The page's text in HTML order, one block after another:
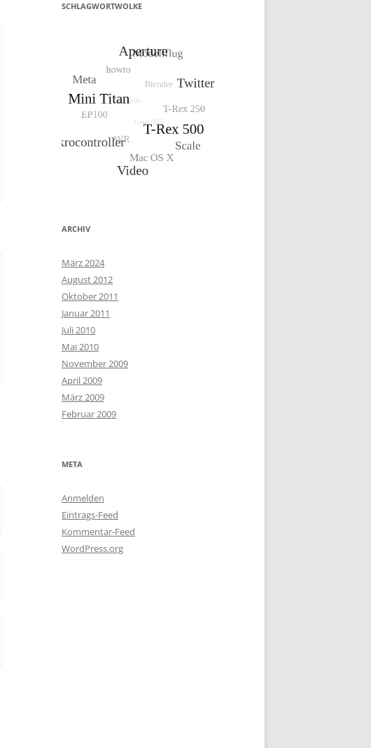
SCHLAGWORTWOLKE
ARCHIV
März 2024
August 2012
Oktober 2011
Januar 2011
Juli 2010
Mai 2010
November 2009
April 2009
März 2009
Februar 2009
META
Anmelden
Eintrags-Feed
Kommentar-Feed
WordPress.org